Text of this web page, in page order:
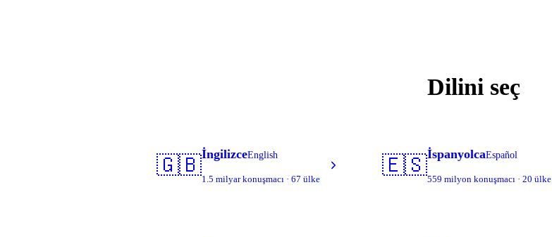
Dilini seç
🇬🇧İngilizceEnglish
1.5 milyar konuşmacı · 67 ülke
🇪🇸İspanyolcaEspañol
559 milyon konuşmacı · 20 ülke